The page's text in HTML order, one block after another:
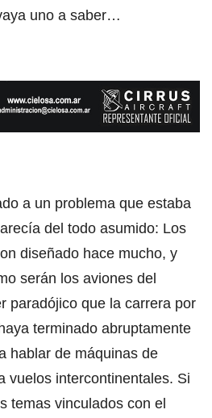
uno a saber…
a un problema que estaba
del todo asumido: Los
diseñado hace mucho, y
serán los aviones del
paradójico que la carrera por
terminado abruptamente
hablar de máquinas de
vuelos intercontinentales. Si
temas vinculados con el